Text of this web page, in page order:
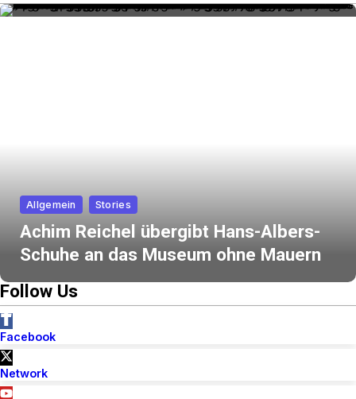
Allgemein Stories
Achim Reichel übergibt Hans-Albers-
Schuhe an das Museum ohne Mauern
Follow Us
Facebook
Network